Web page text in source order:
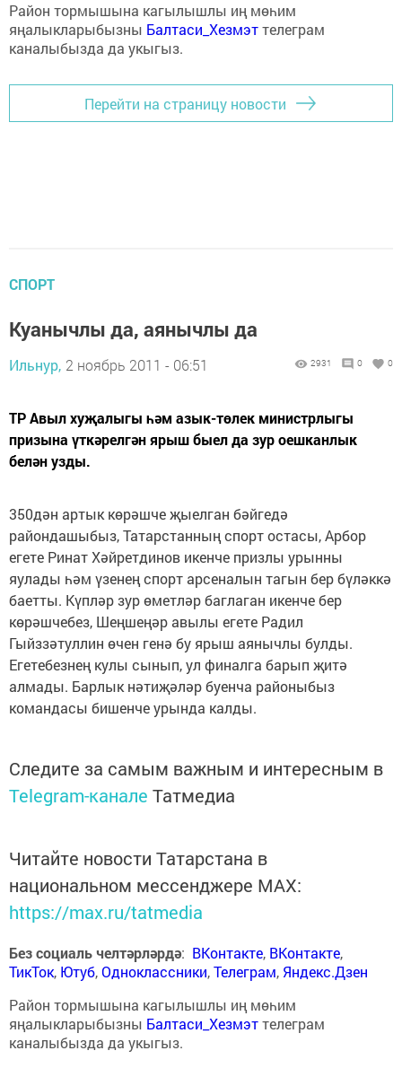
Район тормышына кагылышлы иң мөһим
яңалыкларыбызны Балтаси_Хезмэттелеграм
каналыбызда да укыгыз.
Перейти на страницу новости
СПОРТ
Куанычлы да, аянычлы да
Ильнур, 2 ноябрь 2011 - 06:51 2931 0 0
ТР Авыл хуҗалыгы һәм азык-төлек министрлыгы
призына үткәрелгән ярыш быел да зур оешканлык
белән узды.
350дән артык көрәшче җыелган бәйгедә
райондашыбыз, Татар­станның спорт остасы, Арбор
егете Ринат Хәйретдинов икенче призлы урынны
яулады һәм үзенең спорт арсеналын тагын бер бүләккә
баетты. Күпләр зур өметләр баглаган икенче бер
көрәшчебез, Шеңшеңәр авылы егете Радил
Гыйззәтуллин өчен генә бу ярыш аянычлы булды.
Егетебезнең кулы сынып, ул финалга барып җитә
алмады. Барлык нәтиҗәләр буенча районыбыз
командасы бишенче урында калды.
Следите за самым важным и интересным в
Telegram-канале Татмедиа
Читайте новости Татарстана в
национальном мессенджере MАХ:
https://max.ru/tatmedia
Без социаль челтәрләрдә: ВКонтакте, ВКонтакте,
ТикТок, Ютуб,Одноклассники,Телеграм, Яндекс.Дзен
Район тормышына кагылышлы иң мөһим
яңалыкларыбызны Балтаси_Хезмэттелеграм
каналыбызда да укыгыз.